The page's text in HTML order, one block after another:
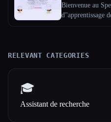
ses capacités
Bienvenue au
d''apprentissage
avec un
RELEVANT CATEGORIES
🎓
Assistant de recherche